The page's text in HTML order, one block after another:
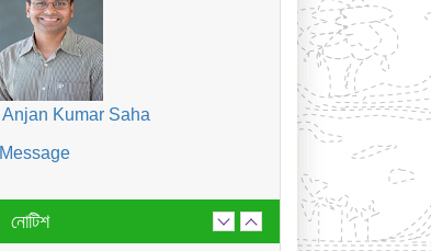
Anjan Kumar Saha
Message
নোটিশ